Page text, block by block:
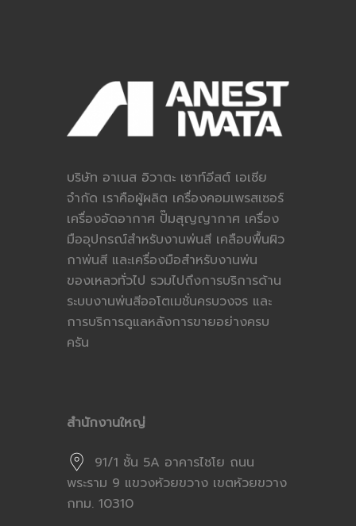
บริษัท อาเนส อิวาตะ เซาท์อีสต์ เอเซีย
จำกัด เราคือผู้ผลิต เครื่องคอมเพรสเซอร์
เครื่องอัดอากาศ ปั๊มสุญญากาศ เครื่อง
มืออุปกรณ์สำหรับงานพ่นสี เคลือบพื้นผิว
กาพ่นสี และเครื่องมือสำหรับงานพ่น
ของเหลวทั่วไป รวมไปถึงการบริการด้าน
ระบบงานพ่นสีออโตเมชั่นครบวงจร และ
การบริการดูแลหลังการขายอย่างครบ
ครัน
สำนักงานใหญ่
91/1 ชั้น 5A อาคารไชโย ถนน
พระราม 9 แขวงห้วยขวาง เขตห้วยขวาง
กทม. 10310